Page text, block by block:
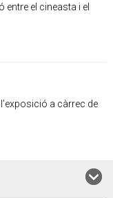
el cineasta i el
a càrrec de